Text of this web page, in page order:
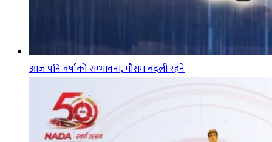
आज पनि वर्षाको सम्भावना, मौसम बदली रहने